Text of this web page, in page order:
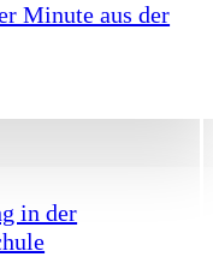
Minute aus der
in der